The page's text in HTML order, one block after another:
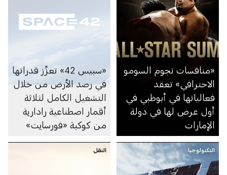
«منافسات نجوم السومو
الاحترافي» تعقد
فعالياتها في أبوظبي في
أول عرض لها في دولة
الإمارات
«سبيس 42» تعزِّز قدراتها
في رصد الأرض من خلال
التشغيل الكامل لثلاثة
أقمار اصطناعية رادارية
من كوكبة «فورسايت»
التكنولوجيا النقل